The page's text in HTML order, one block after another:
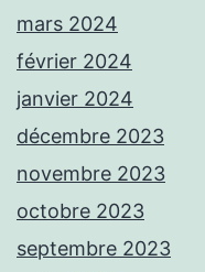
mars 2024
février 2024
janvier 2024
décembre 2023
novembre 2023
octobre 2023
septembre 2023